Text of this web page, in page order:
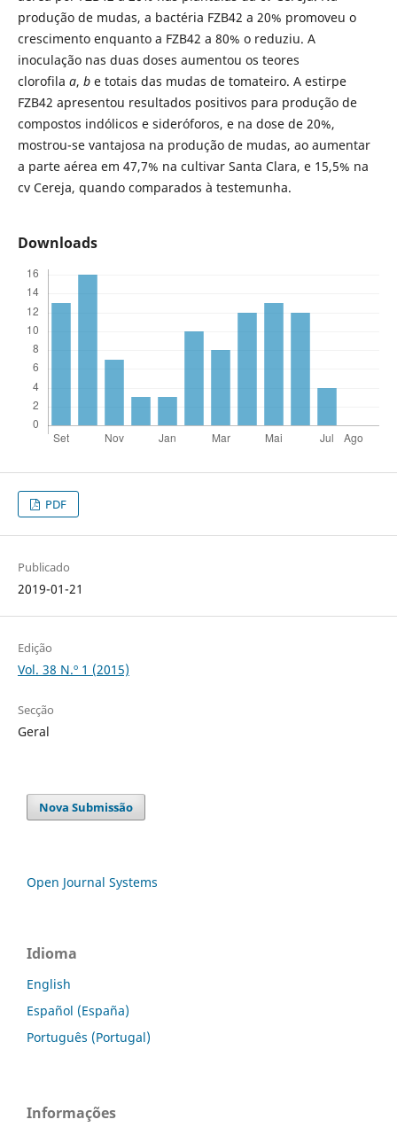
produção de mudas, a bactéria FZB42 a 20% promoveu o
crescimento enquanto a FZB42 a 80% o reduziu. A
inoculação nas duas doses aumentou os teores
clorofila a, be totais das mudas de tomateiro. A estirpe
FZB42 apresentou resultados positivos para produção de
compostos indólicos e sideróforos, e na dose de 20%,
mostrou-se vantajosa na produção de mudas, ao aumentar
a parte aérea em 47,7% na cultivar Santa Clara, e 15,5% na
cv Cereja, quando comparados à testemunha.
Downloads
PDF
Publicado
2019-01-21
Edição
Vol. 38 N.º 1 (2015)
Secção
Geral
Nova Submissão
Open Journal Systems
Idioma
English
Español (España)
Português (Portugal)
Informações